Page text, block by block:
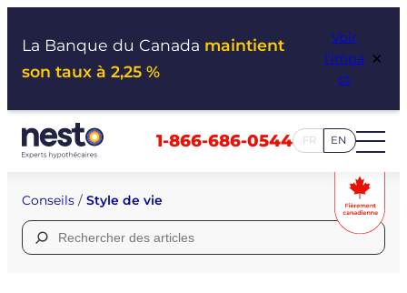
La Banque du Canada maintient
son taux à 2,25 %
Voir
l’impa
ct
×
1-866-686-0544 FR EN
Conseils / Style de vie
Rechercher :